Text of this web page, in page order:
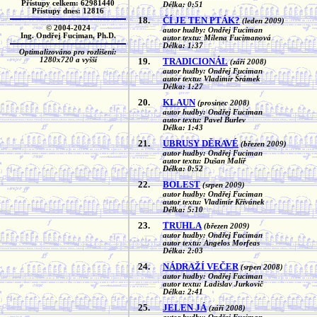
Přístupy celkem: 62981440
Přístupy dnes: 12816
© 2004-2024
Ing. Ondřej Fuciman, Ph.D.
Optimalizováno pro rozlišení:
1280x720 a vyšší
Délka: 0:51
18. ČÍ JE TEN PTÁK? (leden 2009)
autor hudby: Ondřej Fuciman
autor textu: Milena Fucimanová
Délka: 1:37
19. TRADICIONÁL (září 2008)
autor hudby: Ondřej Fuciman
autor textu: Vladimír Šrámek
Délka: 1:27
20. KLAUN (prosinec 2008)
autor hudby: Ondřej Fuciman
autor textu: Pavel Burlev
Délka: 1:43
21. UBRUSY DĚRAVÉ (březen 2009)
autor hudby: Ondřej Fuciman
autor textu: Dušan Malíř
Délka: 0:52
22. BOLEST (srpen 2009)
autor hudby: Ondřej Fuciman
autor textu: Vladimír Křívánek
Délka: 5:10
23. TRUHLA (březen 2009)
autor hudby: Ondřej Fuciman
autor textu: Angelos Morfeas
Délka: 2:03
24. NÁDRAŽÍ VEČER (srpen 2008)
autor hudby: Ondřej Fuciman
autor textu: Ladislav Jurkovič
Délka: 2:41
25. JELEN JÁ (září 2008)